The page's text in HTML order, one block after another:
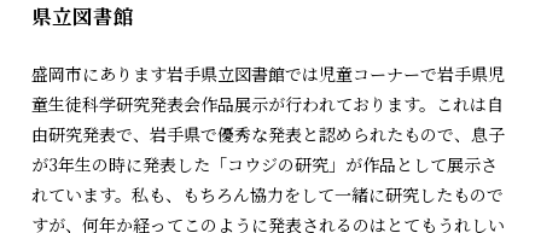
県立図書館
盛岡市にあります岩手県立図書館では児童コーナーで岩手県児
童生徒科学研究発表会作品展示が行われております。これは自
由研究発表で、岩手県で優秀な発表と認められたもので、息子
が3年生の時に発表した「コウジの研究」が作品として展示さ
れています。私も、もちろん協力をして一緒に研究したもので
すが、何年か経ってこのように発表されるのはとてもうれしい